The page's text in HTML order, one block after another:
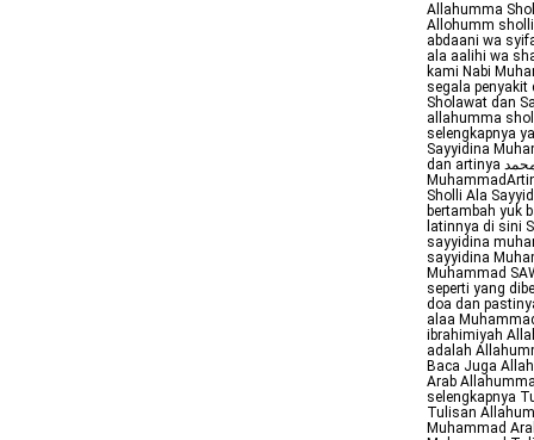
Allahumma
Allohumm
abdaani wa
ala aalihi wa
kami Nabi
segala
Sholawat dan
allahumma
selengkapnya
Sayyidina
dan artinya اللهم صل على سيدنا محمدTulisan latinAllahumma sholli ala sayyidina
Sholli Ala
bertambah yuk
latinnya di sini
sayyidina
sayyidina
Muhammad
seperti yang
doa dan
alaa
ibrahimiyah
adalah
Baca Juga
Arab
selengkapnya
Tulisan
Muhammad